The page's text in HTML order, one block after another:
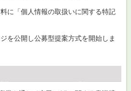
に「個人情報の取扱いに関する特記
を公開し公募型提案方式を開始しま